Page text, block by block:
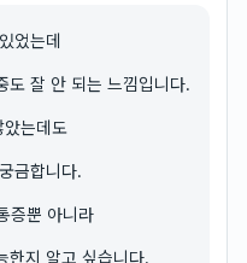
었는데
도 잘 안 되는 느낌입니다.
는데도
금합니다.
증뿐 아니라
한지 알고 싶습니다.